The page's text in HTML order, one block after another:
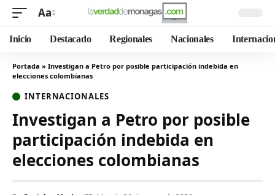
Aa
Inicio Destacado Regionales Nacionales
Portada » Investigan a Petro por posible participación indebida en
elecciones colombianas
INTERNACIONALES
Investigan a Petro por posible
participación indebida en
elecciones colombianas